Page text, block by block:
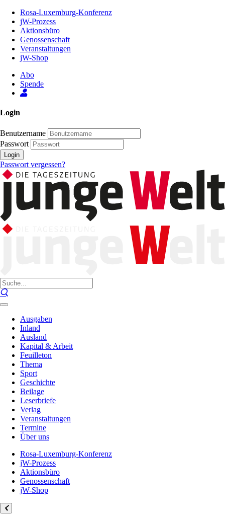
Inhalt
Seite
Rosa-Luxemburg-Konferenz
jW-Prozess
Aktionsbüro
Genossenschaft
Veranstaltungen
jW-Shop
Abo
Spende
Login
Benutzername
Passwort
Login
Passwort vergessen?
Ausgaben
Inland
Ausland
Kapital & Arbeit
Feuilleton
Thema
Sport
Geschichte
Beilage
Leserbriefe
Verlag
Veranstaltungen
Termine
Über uns
Rosa-Luxemburg-Konferenz
jW-Prozess
Aktionsbüro
Genossenschaft
jW-Shop